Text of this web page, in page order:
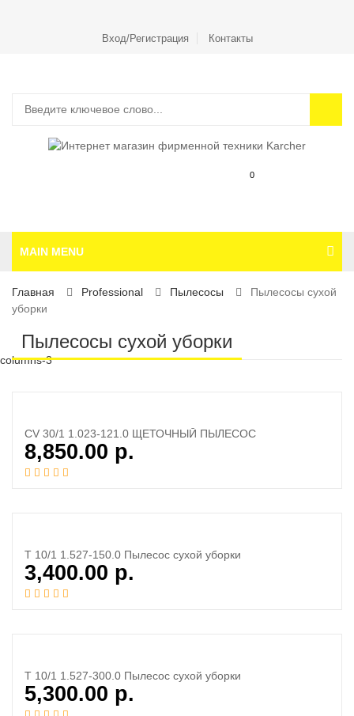
Вход/Регистрация Контакты
0
MAIN MENU
Главная Professional Пылесосы
Пылесосы сухой
уборки
Пылесосы сухой уборки
columns-3
CV 30/1 1.023-121.0 ЩЕТОЧНЫЙ ПЫЛЕСОС
8,850.00 р.
T 10/1 1.527-150.0 Пылесос сухой уборки
3,400.00 р.
T 10/1 1.527-300.0 Пылесос сухой уборки
5,300.00 р.